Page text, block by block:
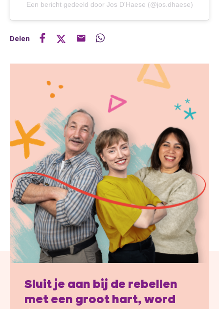
Een bericht gedeeld door Jos D'Haese (@jos.dhaese)
Delen
Sluit je aan bij de rebellen
met een groot hart, word